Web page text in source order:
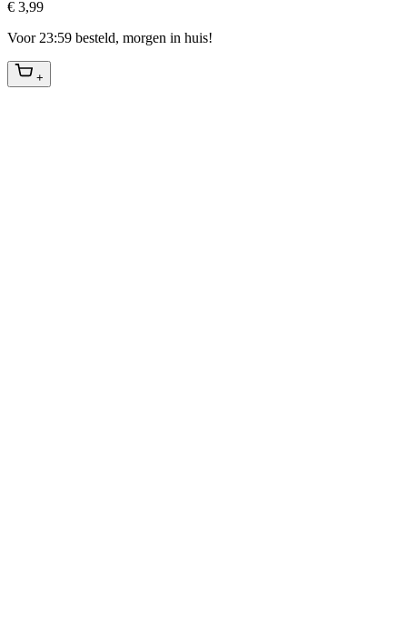
€ 3,99
Voor 23:59 besteld, morgen in huis!
+